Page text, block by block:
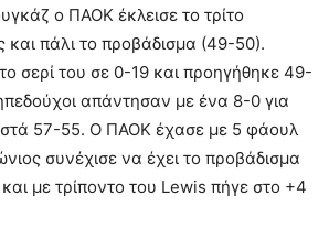
ο ΠΑΟΚ έκλεισε το τρίτο
και πάλι το προβάδισμα (49-50).
σερί του σε 0-19 και προηγήθηκε 49-
απάντησαν με ένα 8-0 για
57-55. Ο ΠΑΟΚ έχασε με 5 φάουλ
συνέχισε να έχει το προβάδισμα
και με τρίποντο του Lewis πήγε στο +4